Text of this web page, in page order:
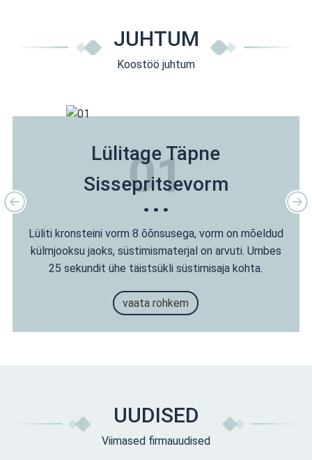
JUHTUM
Koostöö juhtum
01
Lülitage Täpne
Sissepritsevorm
Lüliti kronsteini vorm 8 õõnsusega, vorm on mõeldud
külmjooksu jaoks, süstimismaterjal on arvuti. Umbes
25 sekundit ühe täistsükli süstimisaja kohta.
vaata rohkem
UUDISED
Viimased firmauudised